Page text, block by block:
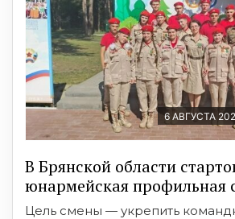
6 АВГУСТА
В Брянской области
юнармейская профильная
Цель смены — укрепить